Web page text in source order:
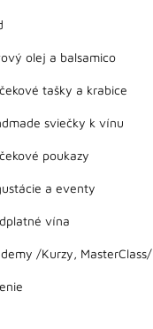
olej a balsamico
tašky a krabice
sviečky k vínu
poukazy
a eventy
vína
/Kurzy, MasterClass/